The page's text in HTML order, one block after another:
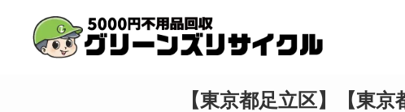
【東京都足立区】【東